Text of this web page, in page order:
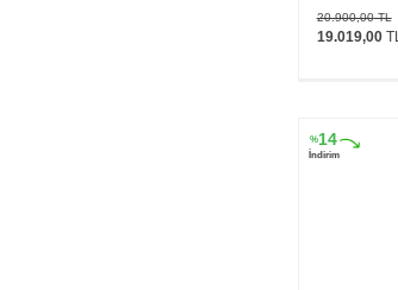
20.900,00TL
19.019,00TL
%14
İndirim